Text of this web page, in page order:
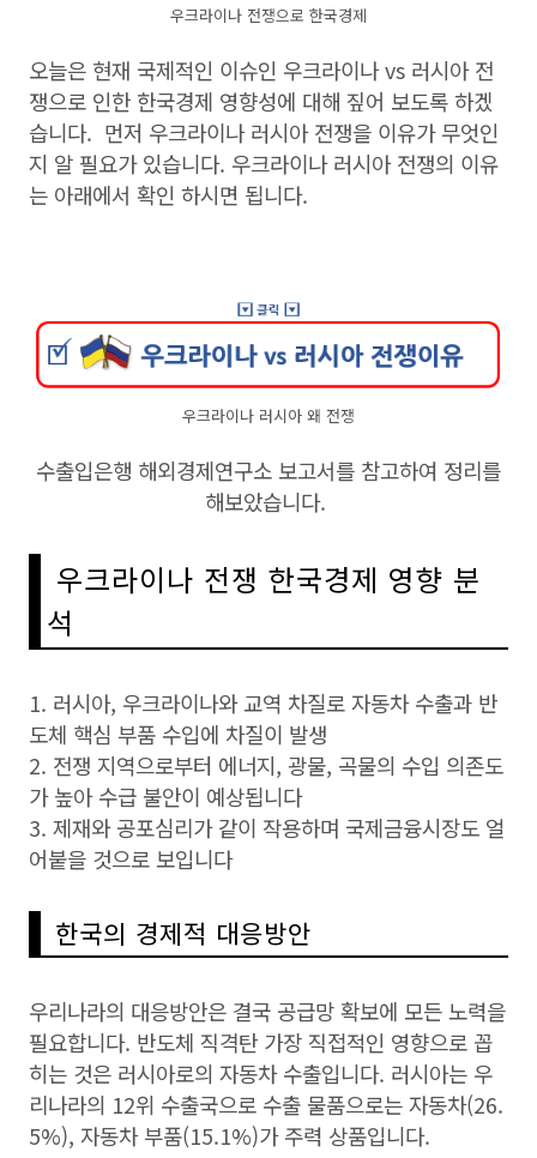
우크라이나 전쟁으로 한국경제
오늘은 현재 국제적인 이슈인 우크라이나 vs 러시아 전
쟁으로 인한 한국경제 영향성에 대해 짚어 보도록 하겠
습니다. 먼저 우크라이나 러시아 전쟁을 이유가 무엇인
지 알 필요가 있습니다. 우크라이나 러시아 전쟁의 이유
는 아래에서 확인 하시면 됩니다.
우크라이나 러시아 왜 전쟁
수출입은행 해외경제연구소 보고서를 참고하여 정리를
해보았습니다.
우크라이나 전쟁 한국경제 영향 분
석
1. 러시아, 우크라이나와 교역 차질로 자동차 수출과 반
도체 핵심 부품 수입에 차질이 발생
2. 전쟁 지역으로부터 에너지, 광물, 곡물의 수입 의존도
가 높아 수급 불안이 예상됩니다 ​
3. 제재와 공포심리가 같이 작용하며 국제금융시장도 얼
어붙을 것으로 보입니다 ​
한국의 경제적 대응방안
우리나라의 대응방안은 결국 공급망 확보에 모든 노력을
필요합니다. 반도체 직격탄 ​가장 직접적인 영향으로 꼽
히는 것은 러시아로의 자동차 수출입니다. 러시아는 우
리나라의 12위 수출국으로 수출 물품으로는 자동차(26.
5%), 자동차 부품(15.1%)가 주력 상품입니다.